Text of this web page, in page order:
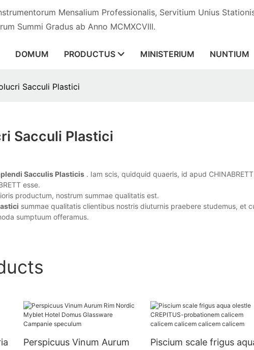
Mensalium Professionalis, Servitium Unius
Summi Gradus ab Anno MCMXCVIII.
DOMUM PRODUCTUS MINISTERIUM NUNTIUM
Sacculi Plastici
Sacculi Plastici
Sacculis Plasticis . Iam scis, quidquid quaeris, id apud
esse.
productum, nostrum summae qualitatis est.
summae qualitatis clientibus nostris diuturnis praebere studemus, et
sumptuum offeramus.
Perspicuus Vinum Aurum
Piscium scale frigus